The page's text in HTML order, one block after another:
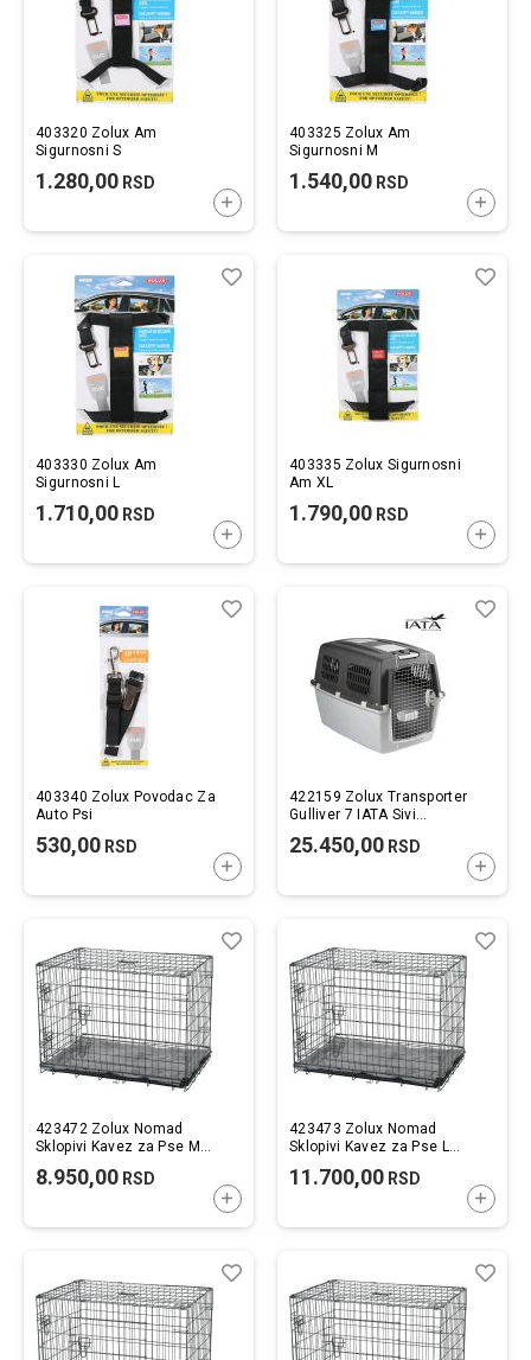
403320 Zolux Am
Sigurnosni S
1.280,00 RSD
DODAJTE U KORPU
403325 Zolux Am
Sigurnosni M
1.540,00 RSD
403330 Zolux Am
Sigurnosni L
1.710,00 RSD
DODAJTE U KORPU
Lista
Uporedi
403335 Zolux Sigurnosni
Am XL
1.790,00 RSD
403340 Zolux Povodac Za
Auto Psi
530,00 RSD
DODAJTE U KORPU
Lista
Uporedi
422159 Zolux Transporter
Gulliver 7 IATA Sivi
25.450,00 RSD
423472 Zolux Nomad
Sklopivi Kavez za Pse M
8.950,00 RSD
DODAJTE U KORPU
Lista
Uporedi
423473 Zolux Nomad
Sklopivi Kavez za Pse L
11.700,00 RSD
Lista
Uporedi